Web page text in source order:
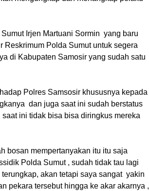
Irjen Martuani Sormin yang baru
Polda Sumut untuk segera
di Kabupaten Samosir yang sudah satu
Polres Samsosir khususnya kepada
dan juga saat ini sudah berstatus
ini tidak bisa bisa diringkus mereka
bosan mempertanyakan itu itu saja
Polda Sumut , sudah tidak tau lagi
akan tetapi saya sangat yakin
pekara tersebut hingga ke akar akarnya ,